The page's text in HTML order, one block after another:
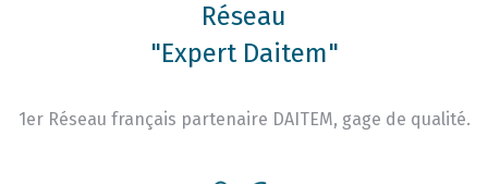
Réseau
"Expert Daitem"
1er Réseau français partenaire DAITEM, gage de qualité.